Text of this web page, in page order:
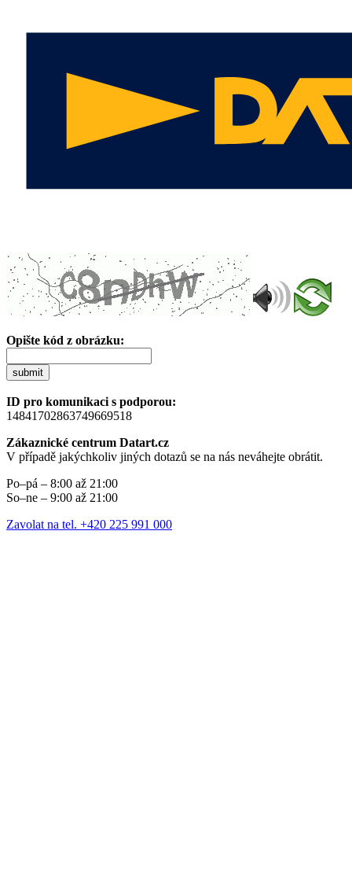
Opište kód z obrázku:
submit
ID pro komunikaci s podporou:
14841702863749669518
Zákaznické centrum Datart.cz
V případě jakýchkoliv jiných dotazů se na nás neváhejte obrátit.
Po–pá – 8:00 až 21:00
So–ne – 9:00 až 21:00
Zavolat na tel. +420 225 991 000